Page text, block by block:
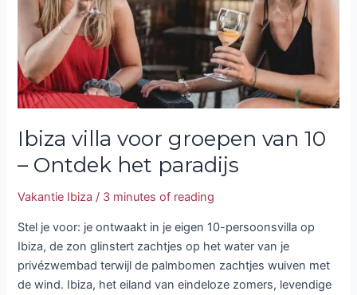
Ibiza villa voor groepen van 10
– Ontdek het paradijs
Vakantie Ibiza / 3 minutes of reading
Stel je voor: je ontwaakt in je eigen 10-persoonsvilla op
Ibiza, de zon glinstert zachtjes op het water van je
privézwembad terwijl de palmbomen zachtjes wuiven met
de wind. Ibiza, het eiland van eindeloze zomers, levendige
Ontdek
het
paradijs